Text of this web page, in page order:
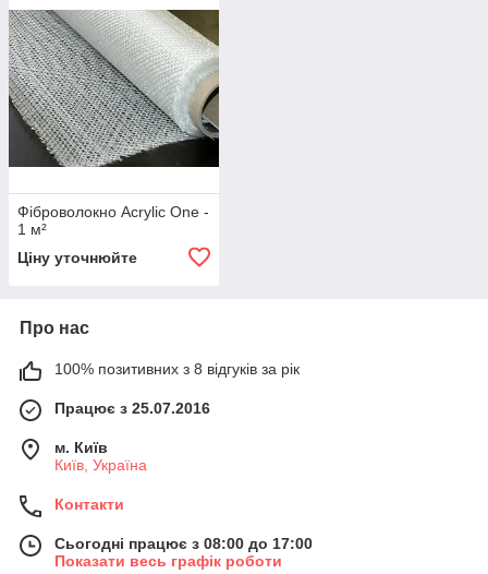
Фіброволокно Acrylic One -
1 м²
Ціну уточнюйте
Про нас
100% позитивних з 8 відгуків за рік
Працює з 25.07.2016
м. Київ
Київ, Україна
Контакти
Сьогодні працює з 08:00 до 17:00
Показати весь графік роботи